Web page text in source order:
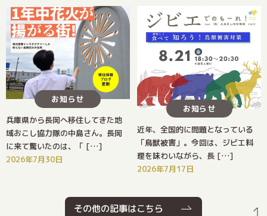
お知らせ
兵庫県から長岡へ移住してきた地
域おこし協力隊の中島さん。長岡
に来て驚いたのは、「 […]
2026年7月30日
お知らせ
近年、全国的に問題となっている
「鳥獣被害」。今回は、ジビエ料
理を味わいながら、長 […]
2026年7月17日
その他の記事はこちら